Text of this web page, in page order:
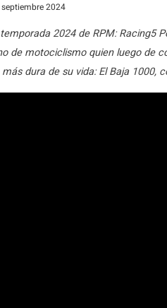
2024
2024 de RPM:
de motociclismo quien luego de
dura de su vida: El Baja 1000,